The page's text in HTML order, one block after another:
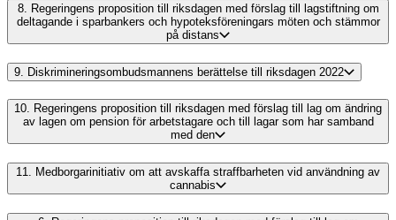
8.
Regeringens proposition till riksdagen med förslag till lagstiftning om
deltagande i sparbankers och hypoteksföreningars möten och stämmor
på distans
9. Diskrimineringsombudsmannens berättelse till riksdagen 2022
10. Regeringens proposition till riksdagen med förslag till lag om ändring
av lagen om pension för arbetstagare och till lagar som har samband
med den
11. Medborgarinitiativ om att avskaffa straffbarheten vid användning av
cannabis